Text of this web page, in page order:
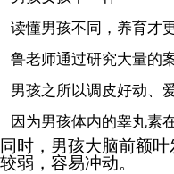
读懂男孩不同，养育才
鲁老师通过研究大量的
男孩之所以调皮好动、
因为男孩体内的睾丸素
同时， 男孩大脑前额
较弱，容易冲动。